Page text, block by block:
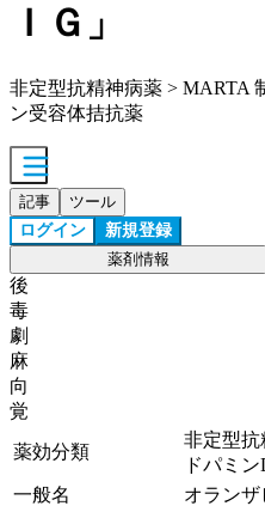
ＩＧ」
非定型抗精神病薬 > MARTA
ン受容体拮抗薬
記事 ツール
ログイン 新規登録
薬剤情報
後
毒
劇
麻
向
覚
薬効分類
非定型抗
ドパミ
一般名
オランザ